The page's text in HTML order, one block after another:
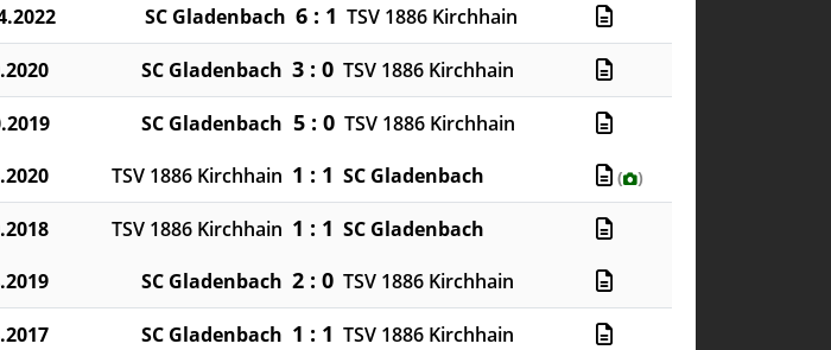
SC Gladenbach 6 : 1 TSV 1886 Kirchhain
SC Gladenbach 3 : 0 TSV 1886 Kirchhain
SC Gladenbach 5 : 0 TSV 1886 Kirchhain
TSV 1886 Kirchhain 1 : 1 SC Gladenbach ( )
TSV 1886 Kirchhain 1 : 1 SC Gladenbach
SC Gladenbach 2 : 0 TSV 1886 Kirchhain
SC Gladenbach 1 : 1 TSV 1886 Kirchhain